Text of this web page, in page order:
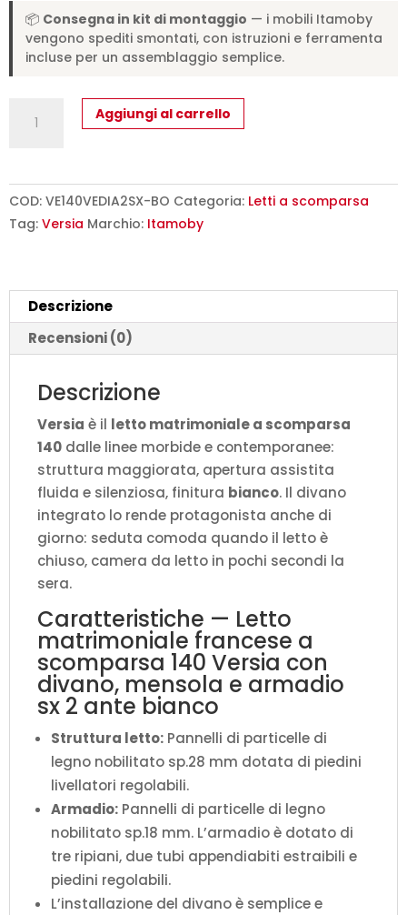
📦 Consegna in kit di montaggio — i mobili Itamoby
vengono spediti smontati, con istruzioni e ferramenta
incluse per un assemblaggio semplice.
matrimoniale
scomparsa
140
divano,
mensola
armadio
ante
bianco
L.255,2
P.123
H.218,3
(aperto
P.224
quantità
Aggiungi al carrello
COD: VE140VEDIA2SX-BO Categoria: Letti a scomparsa
Tag: Versia Marchio: Itamoby
Descrizione
Recensioni (0)
Descrizione
Versia è il letto matrimoniale a scomparsa
140 dalle linee morbide e contemporanee:
struttura maggiorata, apertura assistita
fluida e silenziosa, finitura bianco. Il divano
integrato lo rende protagonista anche di
giorno: seduta comoda quando il letto è
chiuso, camera da letto in pochi secondi la
sera.
Caratteristiche — Letto
matrimoniale francese a
scomparsa 140 Versia con
divano, mensola e armadio
sx 2 ante bianco
Struttura letto: Pannelli di particelle di
legno nobilitato sp.28 mm dotata di piedini
livellatori regolabili.
Armadio: Pannelli di particelle di legno
nobilitato sp.18 mm. L’armadio è dotato di
tre ripiani, due tubi appendiabiti estraibili e
piedini regolabili.
L’installazione del divano è semplice e